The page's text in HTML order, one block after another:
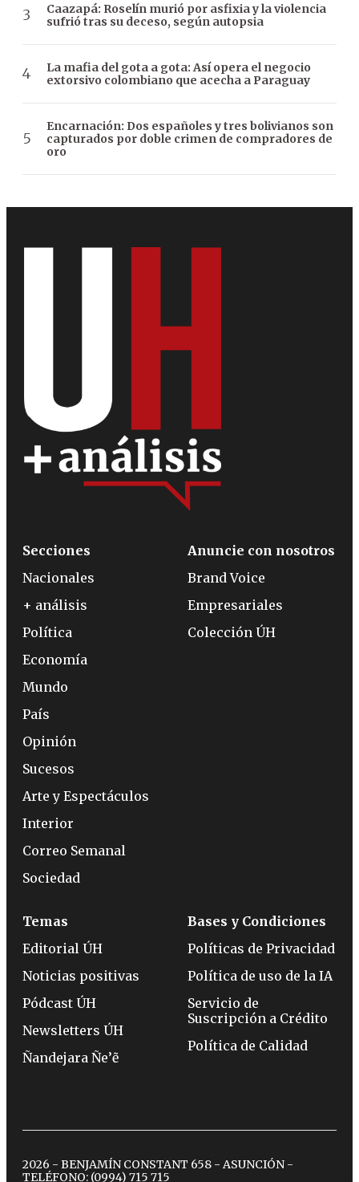
Caazapá: Roselín murió por asfixia y la violencia
sufrió tras su deceso, según autopsia
La mafia del gota a gota: Así opera el negocio
extorsivo colombiano que acecha a Paraguay
Encarnación: Dos españoles y tres bolivianos son
capturados por doble crimen de compradores de
oro
Secciones
Nacionales
+ análisis
Política
Economía
Mundo
País
Opinión
Sucesos
Arte y Espectáculos
Interior
Correo Semanal
Sociedad
Anuncie con nosotros
Brand Voice
Empresariales
Colección ÚH
Temas
Editorial ÚH
Noticias positivas
Pódcast ÚH
Newsletters ÚH
Ñandejara Ñe’ẽ
Bases y Condiciones
Políticas de Privacidad
Política de uso de la IA
Servicio de
Suscripción a Crédito
Política de Calidad
2026 - BENJAMÍN CONSTANT 658 - ASUNCIÓN -
TELÉFONO: (0994) 715 715